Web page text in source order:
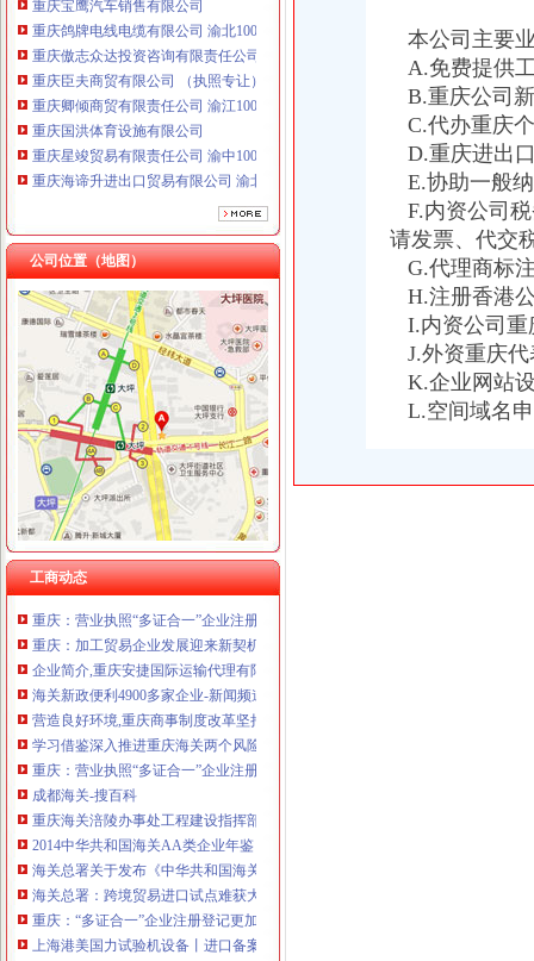
重庆鸽牌电线电缆有限公司 渝北10010万 (进出口权)
重庆傲志众达投资咨询有限责任公司 渝九1000万 （增资）
重庆臣夫商贸有限公司 （执照专让）
重庆卿倾商贸有限责任公司 渝江100万 （工商注册）
重庆国洪体育设施有限公司
重庆星竣贸易有限责任公司 渝中100万 （进出口权）
重庆海谛升进出口贸易有限公司 渝北100万 （进出口权）
重庆奕欣锦诚商贸有限公司 渝九50万 （工商注册）
重庆信同广告有限公司 渝沙50万 （工商注册）
重庆三虹房地产营销策划有限公司
重庆宝鹰汽车销售有限公司
公司位置（地图）
工商动态
重庆海关注册登记
海关新政便利4900多家企业-新闻频道-和讯网
重庆市关于对外商投资企业实行『一站式』服务的通知-规
重庆工商代办|重庆代理记账正业工商为您服务,网站网址,数据平台
重庆海关破航空口岸走品案_民航新闻_民航资源网
重庆民企_标签_网易财经
【重庆重庆安捷国际运输代理有限公司工资】关务待遇-看准网
重庆报关员职业资格培训_报关员职业资格培训重庆报关员_
重庆：营业执照“多证合一”企业注册登记更加便利化_新闻_大
重庆：加工贸易企业发展迎来新契机-行业新闻-香港瑞丰会计事务所
企业简介,重庆安捷国际运输代理有限公司,重庆安捷国际运输代理有
海关新政便利4900多家企业-新闻频道-和讯网
营造良好环境,重庆商事制度改革坚持“多证合一”_
学习借鉴深入推进重庆海关两个风险防范_找网（）
重庆：营业执照“多证合一”企业注册登记更加便利化_国内新闻_大
成都海关-搜百科
重庆海关涪陵办事处工程建设指挥部乘客电梯采购招标公告-中国
2014中华共和国海关AA类企业年鉴（精）-作者：海关总署稽查司-
海关总署关于发布《中华共和国海关关于长江沿线进出口转关运输
海关总署：跨境贸易进口试点难获大突破_印版_中国行业研究网
重庆：“多证合一”企业注册登记更加便利化
上海港美国力试验机设备丨进口备案清关中检手续丨报关代理【今日
中国西部具投资潜力的城市
本公司主要
A.免费提供
B.重庆公司
C.代办重庆
D.重庆进出
E.协助一般
F.内资公司
请发票、代交
G.代理商标
H.注册香港
I.内资公司重
J.外资重庆代
K.企业网站
L.空间域名